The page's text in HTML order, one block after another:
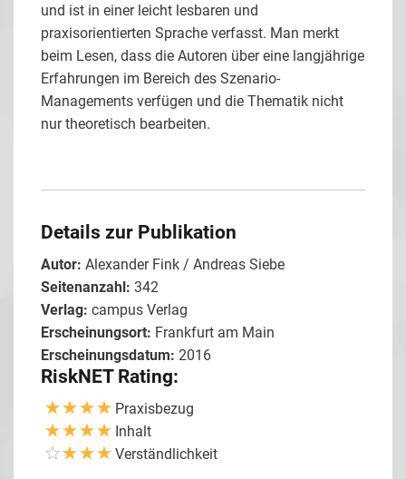
und ist in einer leicht lesbaren und
praxisorientierten Sprache verfasst. Man merkt
beim Lesen, dass die Autoren über eine langjährige
Erfahrungen im Bereich des Szenario-
Managements verfügen und die Thematik nicht
nur theoretisch bearbeiten.
Details zur Publikation
Autor: Alexander Fink / Andreas Siebe
Seitenanzahl: 342
Verlag: campus Verlag
Erscheinungsort: Frankfurt am Main
Erscheinungsdatum: 2016
RiskNET Rating:
Praxisbezug
Inhalt
Verständlichkeit